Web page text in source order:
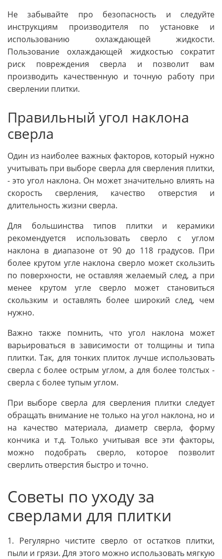
Не забывайте про безопасность и следуйте
инструкциям производителя по установке и
использованию охлаждающей жидкости.
Пользование охлаждающей жидкостью сократит
риск повреждения сверла и позволит вам
производить качественную и точную работу при
сверлении плитки.
Правильный угол наклона
сверла
Один из наиболее важных факторов, который нужно
учитывать при выборе сверла для сверления плитки,
- это угол наклона. Он может значительно влиять на
скорость сверления, качество отверстия и
длительность жизни сверла.
Для большинства типов плитки и керамики
рекомендуется использовать сверло с углом
наклона в диапазоне от 90 до 118 градусов. При
более крутом угле наклона сверло может скользить
по поверхности, не оставляя желаемый след, а при
менее крутом угле сверло может становиться
скользким и оставлять более широкий след, чем
нужно.
Важно также помнить, что угол наклона может
варьироваться в зависимости от толщины и типа
плитки. Так, для тонких плиток лучше использовать
сверла с более острым углом, а для более толстых -
сверла с более тупым углом.
При выборе сверла для сверления плитки следует
обращать внимание не только на угол наклона, но и
на качество материала, диаметр сверла, форму
кончика и т.д. Только учитывая все эти факторы,
можно подобрать сверло, которое позволит
сверлить отверстия быстро и точно.
Советы по уходу за
сверлами для плитки
1. Регулярно чистите сверло от остатков плитки,
пыли и грязи. Для этого можно использовать мягкую